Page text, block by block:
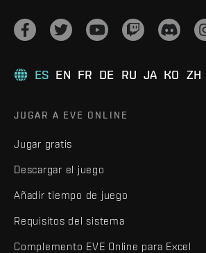
ES EN FR DE RU JA KO ZH
JUGAR A EVE ONLINE
Jugar gratis
Descargar el juego
Añadir tiempo de juego
Requisitos del sistema
Complemento EVE Online para Excel